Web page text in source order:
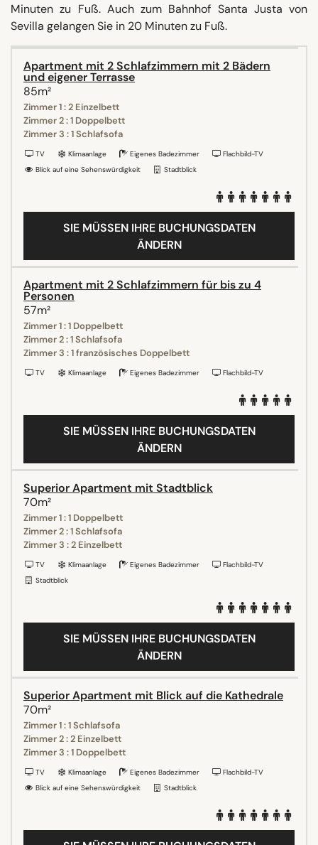
Minuten zu Fuß. Auch zum Bahnhof Santa Justa von
Sevilla gelangen Sie in 20 Minuten zu Fuß.
Apartment mit 2 Schlafzimmern mit 2 Bädern
und eigener Terrasse
85m²
Zimmer 1 : 2 Einzelbett
Zimmer 2 : 1 Doppelbett
Zimmer 3 : 1 Schlafsofa
TV Klimaanlage Eigenes Badezimmer
Flachbild-TV
Blick auf eine Sehenswürdigkeit
Stadtblick
SIE MÜSSEN IHRE BUCHUNGSDATEN
ÄNDERN
Apartment mit 2 Schlafzimmern für bis zu 4
Personen
57m²
Zimmer 1 : 1 Doppelbett
Zimmer 2 : 1 Schlafsofa
Zimmer 3 : 1 französisches Doppelbett
TV Klimaanlage Eigenes Badezimmer Flachbild-TV
SIE MÜSSEN IHRE BUCHUNGSDATEN
ÄNDERN
Superior Apartment mit Stadtblick
70m²
Zimmer 1 : 1 Doppelbett
Zimmer 2 : 1 Schlafsofa
Zimmer 3 : 2 Einzelbett
TV Klimaanlage Eigenes Badezimmer
Flachbild-TV
Stadtblick
SIE MÜSSEN IHRE BUCHUNGSDATEN
ÄNDERN
Superior Apartment mit Blick auf die Kathedrale
70m²
Zimmer 1 : 1 Schlafsofa
Zimmer 2 : 2 Einzelbett
Zimmer 3 : 1 Doppelbett
TV Klimaanlage Eigenes Badezimmer
Flachbild-TV
Blick auf eine Sehenswürdigkeit
Stadtblick